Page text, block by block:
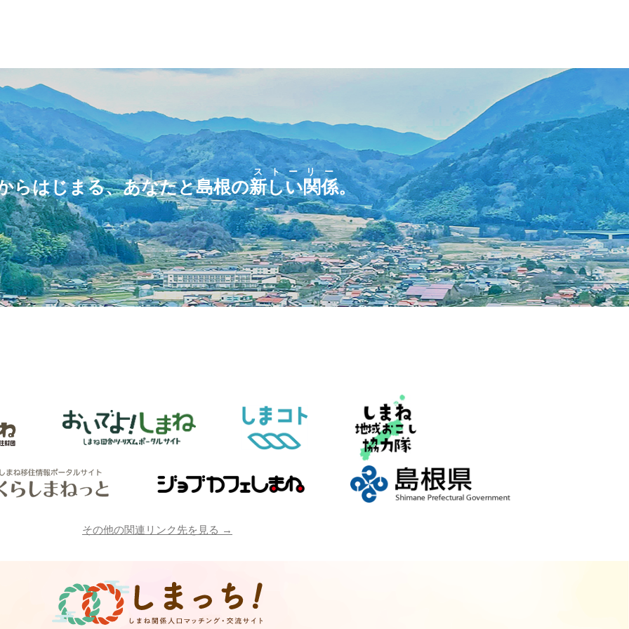
らはじまる、あなたと島根の新しい関係
ストーリー
。
その他の関連リンク先を見る →